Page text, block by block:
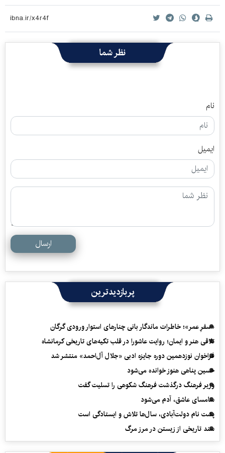
نظر شما
نام
ایمیل
ارسال
پربازدیدترین
«سفرِ عمر»؛ خاطرات ماندگار بانی چنارهای استوار ورودی گرگان
تلاقی هنر و ایمان؛ روایت عاشورا در قلب تکیه‌های تاریخی کرمانشاه
فراخوان نوزدهمین دوره جایزه ادبی «جلال آل‌احمد» منتشر شد
حسین پناهی هنوز خوانده می‌شود
وزیر فرهنگ درگذشت فرهنگ شکوهی را تسلیت گفت
سامسای عاشق، آدم می‌شود
پشت نام دولت‌آبادی، سال‌ها تلاش و ایستادگی است
سند تاریخی از زیستن در مرز مرگ